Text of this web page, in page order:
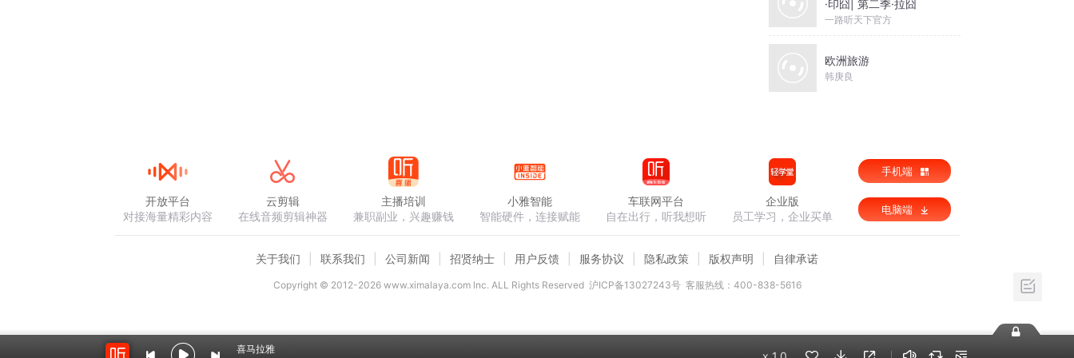
·印囧| 第二季·拉囧
一路听天下官方
欧洲旅游
韩庚良
喜马拉雅
开放平台
对接海量精彩内容
云剪辑
在线音频剪辑神器
主播培训
兼职副业，兴趣赚钱
小雅智能
智能硬件，连接赋能
车联网平台
自在出行，听我想听
企业版
员工学习，企业买单
手机端
电脑端
关于我们 联系我们 公司新闻 招贤纳士 用户反馈 服务协议 隐私政策 版权声明 自律承诺
Copyright © 2012-2026www.ximalaya.com lnc. ALL Rights Reserved 沪ICP备13027243号 客服热线：400-838-5616